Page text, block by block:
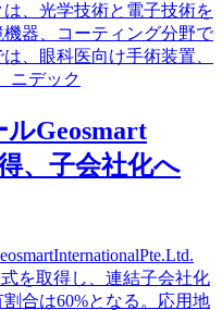
、光学技術と電子技術を
器、コーティング分野で
、眼科医向け手術装置、
ニデック
Geosmart
、子会社化へ
式を取得し、連結子会社化
合は60%となる。応用地